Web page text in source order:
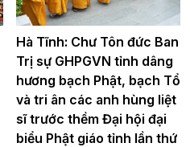
Hà Tĩnh: Chư Tôn đức Ban
Trị sự GHPGVN tỉnh dâng
hương bạch Phật, bạch Tổ
và tri ân các anh hùng liệt
sĩ trước thềm Đại hội đại
biểu Phật giáo tỉnh lần thứ